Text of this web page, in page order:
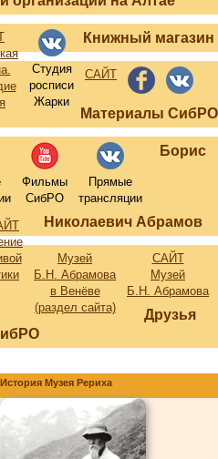
Студия
росписи
Жарки
Книжный магазин
САЙТ
Материалы СибРО
Фильмы
СибРО
Прямые
трансляции
Борис
Николаевич Абрамов
Музей
Б.Н. Абрамова
в Венёве
(раздел сайта)
САЙТ
Музей
Б.Н. Абрамова
Друзья
История Музея Рериха